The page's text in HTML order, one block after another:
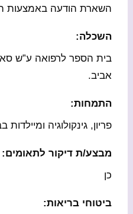
השארת הודעה באמצעות
השכלה:
בית הספר לרפואה ע”ש
אביב.
התמחות:
פריון, גינקולוגיה
מבצע/ת דיקור לתאומים:
כן
ביטוחי בריאות: